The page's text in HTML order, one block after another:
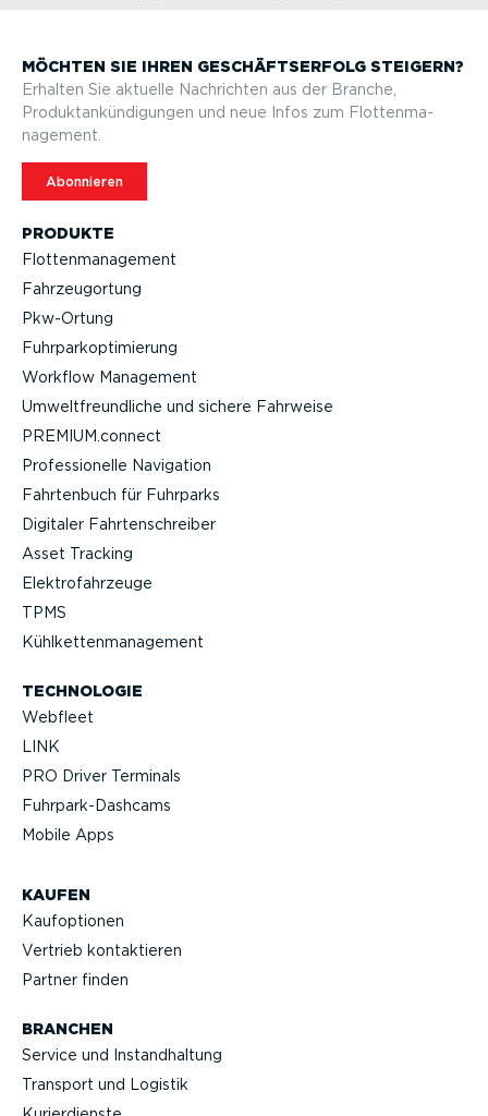
PRODUKTE
Flotten­ma­nagement
Fahrzeu­g­ortung
Pkw-Ortung
Fuhrpar­k­op­ti­mierung
Workflow Management
Umwelt­freund­liche und sichere Fahrweise
PREMIUM.connect
Profes­sio­nelle Navigation
Fahrtenbuch für Fuhrparks
Digitaler Fahrten­schreiber
Asset Tracking
Elektro­fahr­zeuge
TPMS
Kühlket­ten­ma­nagement
TECHNOLOGIE
Webfleet
LINK
PRO Driver Terminals
Fuhrpar­k-Da­shcams
Mobile Apps
KAUFEN
Kaufop­tionen
Vertrieb kontak­tieren
Partner finden
BRANCHEN
Service und Instand­haltung
Transport und Logistik
MÖCHTEN SIE IHREN GESCHÄFTS­ERFOLG STEIGERN?
Erhalten Sie aktuelle Nachrichten aus der Branche,
Produktan­kün­di­gungen und neue Infos zum Flotten­ma­
nagement.
Abonnieren